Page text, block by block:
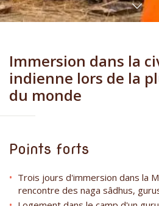
Immersion dans la
indienne lors de la
du monde
Points forts
Trois jours d'immersion dans la
rencontre des naga sâdhus,